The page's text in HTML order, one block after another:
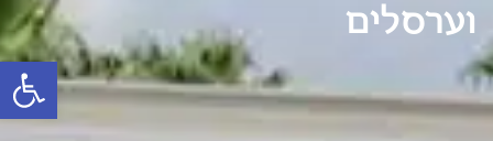
וערסלים